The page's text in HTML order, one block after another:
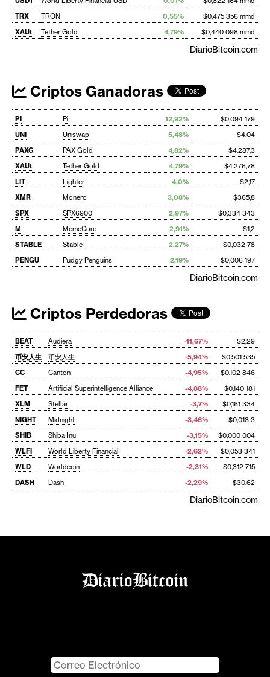
TRX
TRON 0,55%
$0,475 356 mmd
XAUt
Tether Gold 4,79% $0,440 098 mmd
DiarioBitcoin.com
Criptos Ganadoras
PI Pi 12,92%
$0,094 179
UNI
Uniswap 5,48%
$4,04
PAXG
PAX Gold 4,82%
$4.287,3
XAUt
Tether Gold 4,79%
$4.276,78
LIT
Lighter 4,0%
$2,17
XMR
Monero 3,08%
$365,8
SPX
SPX6900 2,97%
$0,334 343
M
MemeCore 2,91%
$1,2
STABLE
Stable 2,27%
$0,032 78
PENGU
Pudgy Penguins 2,19% $0,006 197
DiarioBitcoin.com
Criptos Perdedoras
BEAT Audiera -11,67%
$2,29
币安人生
币安人生 -5,94%
$0,501 535
CC
Canton -4,95%
$0,102 846
FET
Artificial Superintelligence Alliance -4,88%
$0,140 181
XLM
Stellar -3,7%
$0,161 334
NIGHT
Midnight -3,46%
$0,018 3
SHIB
Shiba Inu -3,15%
$0,000 004
WLFI
World Liberty Financial -2,62%
$0,053 341
WLD
Worldcoin -2,31%
$0,312 715
DASH
Dash -2,29% $30,62
DiarioBitcoin.com